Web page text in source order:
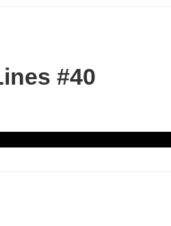
#40